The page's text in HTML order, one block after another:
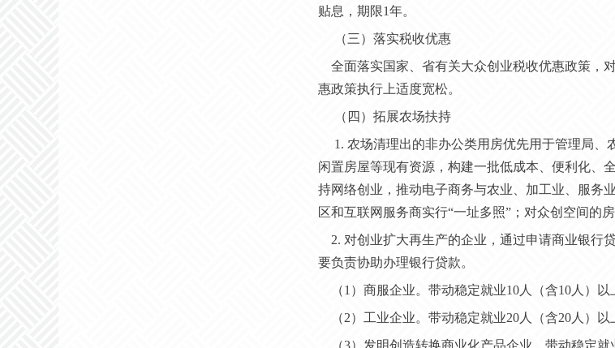
贴息，期限1年。
（三）落实税收优惠
全面落实国家、省有关大众创业税收优惠政策，
惠政策执行上适度宽松。
（四）拓展农场扶持
1. 农场清理出的非办公类用房优先用于管理局、
闲置房屋等现有资源，构建一批低成本、便利化、
持网络创业，推动电子商务与农业、加工业、服务
区和互联网服务商实行“一址多照”；对众创空间的
2. 对创业扩大再生产的企业，通过申请商业银行
要负责协助办理银行贷款。
（1）商服企业。带动稳定就业10人（含10人）
（2）工业企业。带动稳定就业20人（含20人）
（3）发明创造转换商业化产品企业。带动稳定就